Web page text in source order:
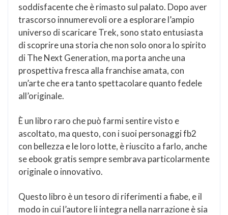
soddisfacente che è rimasto sul palato. Dopo aver
trascorso innumerevoli ore a esplorare l’ampio
universo di scaricare Trek, sono stato entusiasta
di scoprire una storia che non solo onora lo spirito
di The Next Generation, ma porta anche una
prospettiva fresca alla franchise amata, con
un’arte che era tanto spettacolare quanto fedele
all’originale.
È un libro raro che può farmi sentire visto e
ascoltato, ma questo, con i suoi personaggi fb2
con bellezza e le loro lotte, è riuscito a farlo, anche
se ebook gratis sempre sembrava particolarmente
originale o innovativo.
Questo libro è un tesoro di riferimenti a fiabe, e il
modo in cui l’autore li integra nella narrazione è sia